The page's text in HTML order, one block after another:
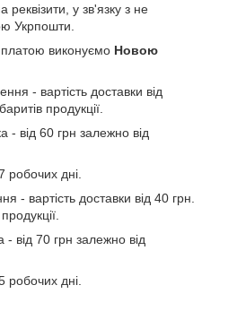
реквізити, у зв'язку з не
Укрпошти.
виконуємо Новою
- вартість доставки від
продукції.
- від 60 грн залежно від
робочих дні.
- вартість доставки від 40 грн.
- від 70 грн залежно від
робочих дні.